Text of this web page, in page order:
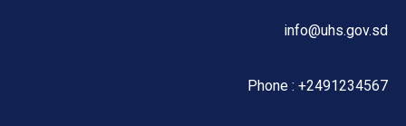
info@uhs.gov.sd
Phone : +2491234567